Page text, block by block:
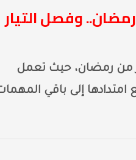
كهرباء 66 بالعاشر من رمضان.. وفصل التيار
العاشر من رمضان، حيث تعمل
امتدادها إلى باقي